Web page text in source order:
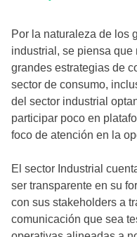
Por la naturaleza de los
industrial, se piensa
grandes estrategias de
sector de consumo,
del sector industrial
participar poco en
foco de atención en la
El sector Industrial
ser transparente en su
con sus stakeholders a
comunicación que sea